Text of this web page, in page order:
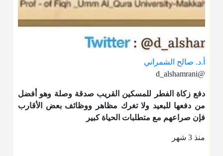
أ.د. صالح الشمراني
@d_alshamrani
دفعزكاة الفطر
للمسكين القريب صدقة وصلة وهو أفضل
من دفعها للبعيد ولا تغرك مظاهر ووظائف بعض الأقارب
فإن صراعهم مع متطلبات الحياة كبير
منذ 3 شهر